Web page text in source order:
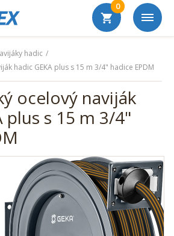
0
hadic
hadic GEKA plus s 15 m 3/4" hadice EPDM
ocelový naviják
plus s 15 m 3/4"